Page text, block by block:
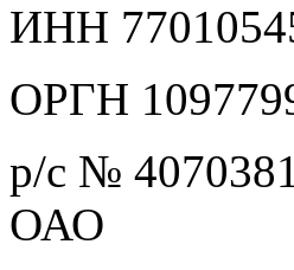
ИНН
ОРГН
р/с №
ОАО